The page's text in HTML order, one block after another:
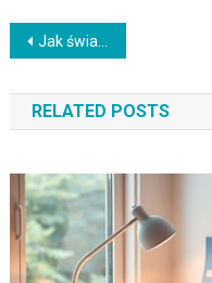
Nawigacja
wpisu
Jak świadomie dobierać kolory we wnętrzu: zasady, proporcje i praktyczne wskazówki dla harmonii przestrzeni
RELATED POSTS